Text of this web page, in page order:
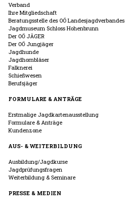
Verband
Ihre Mitgliedschaft
Beratungsstelle des OÖ Landesjagdverbandes
Jagdmuseum Schloss Hohenbrunn
Der OÖ JÄGER
Der OÖ Jungjäger
Jagdhunde
Jagdhornbläser
Falknerei
Schießwesen
Berufsjäger
FORMULARE & ANTRÄGE
Erstmalige Jagdkartenausstellung
Formulare & Anträge
Kundenzone
AUS- & WEITERBILDUNG
Ausbildung/Jagdkurse
Jagdprüfungsfragen
Weiterbildung & Seminare
PRESSE & MEDIEN